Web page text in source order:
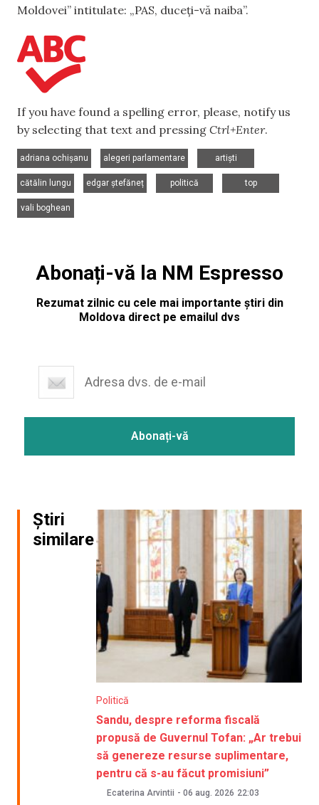
Moldovei” intitulate: „PAS, duceți-vă naiba”.
If you have found a spelling error, please, notify us
by selecting that text and pressing Ctrl+Enter.
adriana ochișanu
alegeri parlamentare
artiști
cătălin lungu
edgar ștefăneț
politică
top
vali boghean
Abonați-vă la NM Espresso
Rezumat zilnic cu cele mai importante știri din
Moldova direct pe emailul dvs
Știri
similare
Politică
Sandu, despre reforma fiscală
propusă de Guvernul Tofan: „Ar trebui
să genereze resurse suplimentare,
pentru că s-au făcut promisiuni”
Ecaterina Arvintii - 06 aug. 2026 22:03